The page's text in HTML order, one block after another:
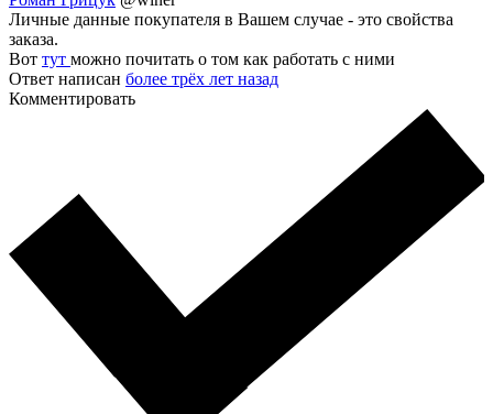
Личные данные покупателя в Вашем случае - это свойства
заказа.
Вот тут можно почитать о том как работать с ними
Ответ написан более трёх лет назад
Комментировать